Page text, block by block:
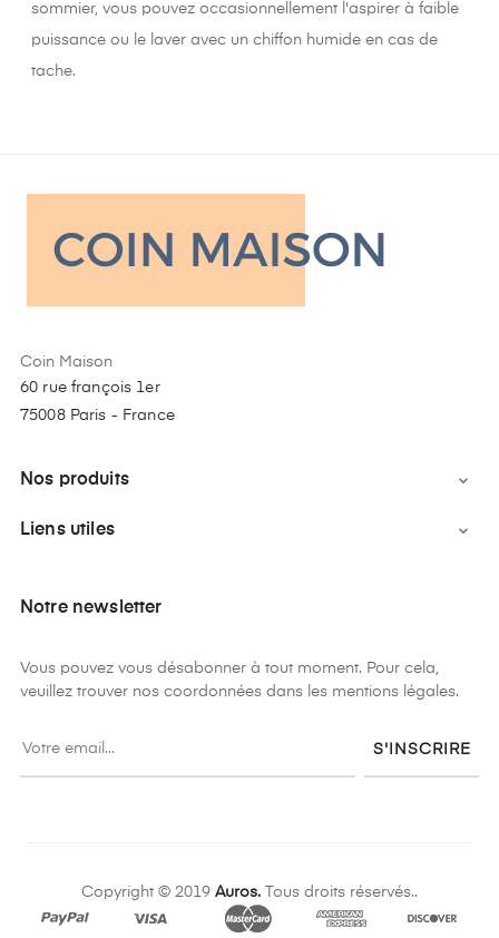
sommier, vous pouvez occasionnellement l'aspirer à faible
puissance ou le laver avec un chiffon humide en cas de
tache.
Coin Maison
60 rue françois 1er
75008 Paris - France
Nos produits 
Liens utiles 
Notre newsletter
Vous pouvez vous désabonner à tout moment. Pour cela,
veuillez trouver nos coordonnées dans les mentions légales.
S'INSCRIRE
Copyright © 2019 Auros. Tous droits réservés..